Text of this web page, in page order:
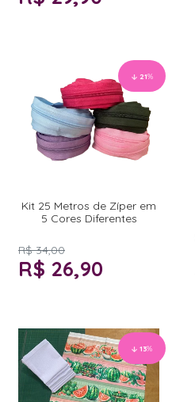
21%
Kit 25 Metros de Zíper em
5 Cores Diferentes
R$ 34,00
R$ 26,90
13%